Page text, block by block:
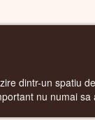
dintr-un spatiu
nu numai sa